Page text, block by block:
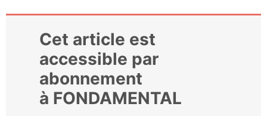
Cet article est
accessible par
abonnement
à FONDAMENTAL